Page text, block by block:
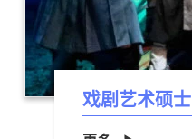
戏剧艺术硕士